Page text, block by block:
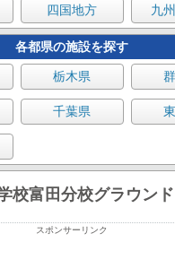
四国地方 九
各都県の施設を探す
栃木県
千葉県
校富田分校グラウンド
スポンサーリンク